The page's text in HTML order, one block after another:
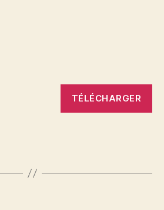
TÉLÉCHARGER